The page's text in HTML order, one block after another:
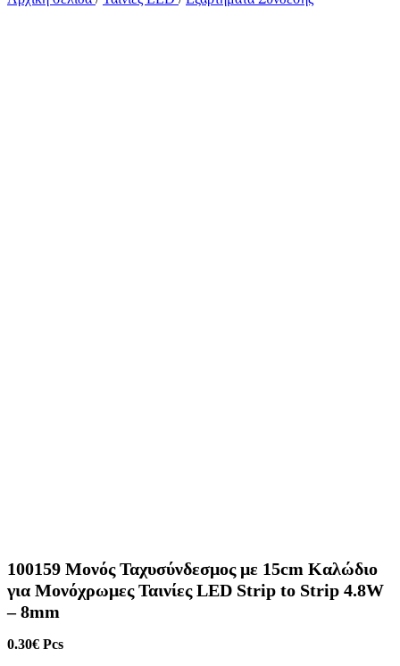
100159 Μονός Ταχυσύνδεσμος με 15cm Καλώδιο
για Μονόχρωμες Ταινίες LED Strip to Strip 4.8W
– 8mm
0.30€ Pcs